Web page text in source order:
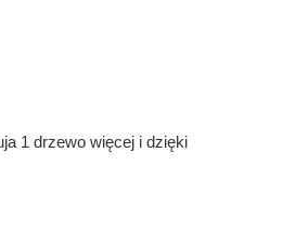
1 drzewo więcej i dzięki